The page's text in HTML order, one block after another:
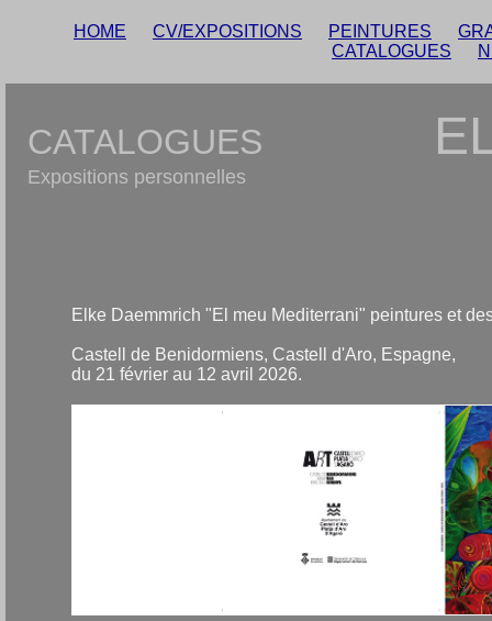
HOME CV/EXPOSITIONS PEINTURES
CATALOGUES
CATALOGUES
Expositions personnelles
Elke Daemmrich "El meu Mediterrani" peintures et
Castell de Benidormiens, Castell d'Aro, Espagne,
du 21 février au 12 avril 2026.